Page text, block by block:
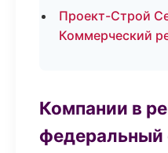
Проект-Строй
Коммерческий
Компании в
федеральный